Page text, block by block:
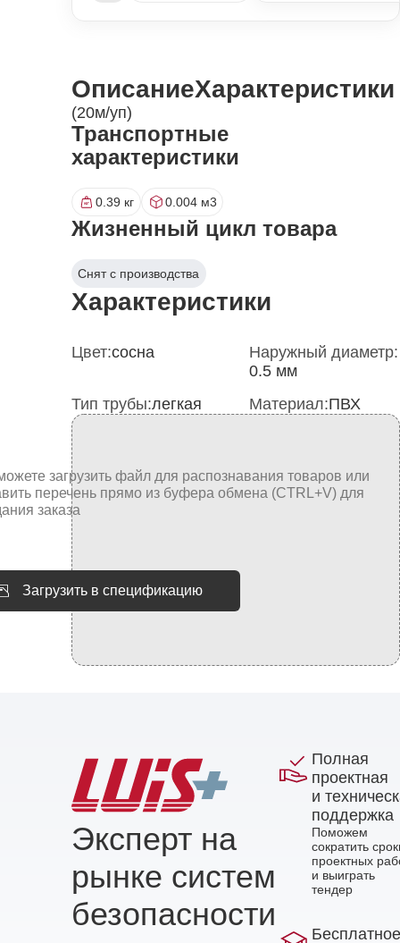
ОписаниеХарактеристики
(20м/уп)
Транспортные
характеристики
0.39 кг 0.004 м3
Жизненный цикл товара
Снят с производства
Характеристики
Цвет:сосна
Наружный диаметр:
0.5 мм
Тип трубы:легкая Материал:ПВХ
Загрузить в спецификацию
Эксперт на
рынке систем
безопасности
Полная
проектная
и
поддержка
Поможем
сократить
проектных
и выиграть
тендер
Бесплатное